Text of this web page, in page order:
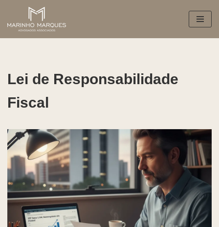
Pular
para
Lei de Responsabilidade
Fiscal